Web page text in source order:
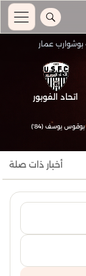
بوشوارب عمار
اتحاد الفوبور
بوقوس يوسف (84')
أخبار ذات صلة